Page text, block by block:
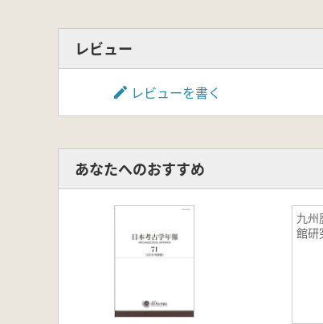
レビュー
レビューを書く
あなたへのおすすめ
九州
館研